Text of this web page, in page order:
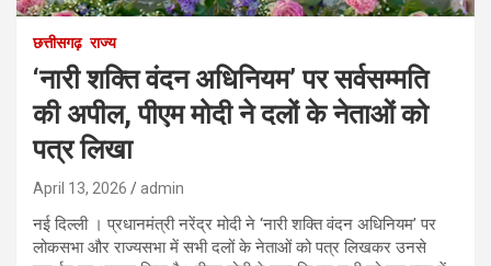
छत्तीसगढ़ राज्य
‘नारी शक्ति वंदन अधिनियम’ पर सर्वसम्मति
की अपील, पीएम मोदी ने दलों के नेताओं को
पत्र लिखा
April 13, 2026 admin
नई दिल्ली । प्रधानमंत्री नरेंद्र मोदी ने ‘नारी शक्ति वंदन अधिनियम’ पर
लोकसभा और राज्यसभा में सभी दलों के नेताओं को पत्र लिखकर उनसे